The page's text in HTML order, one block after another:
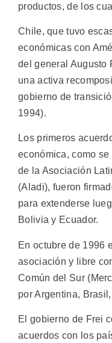
productos, de los
Chile, que tuvo
económicas con
del general Augusto
una activa
gobierno de
1994).
Los primeros
económica, como
de la Asociación
(Aladi), fueron
para extenderse
Bolivia y Ecuador.
En octubre de 1996
asociación y libre
Común del Sur
por Argentina,
El gobierno de Frei
acuerdos con los